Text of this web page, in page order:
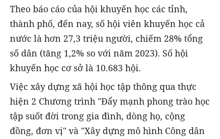
Theo báo cáo của hội khuyến học các tỉnh,
thành phố, đến nay, số hội viên khuyến học cả
nước là hơn 27,3 triệu người, chiếm 28% tổng
số dân (tăng 1,2% so với năm 2023). Số hội
khuyến học cơ sở là 10.683 hội.
Việc xây dựng xã hội học tập thông qua thực
hiện 2 Chương trình "Đẩy mạnh phong trào học
tập suốt đời trong gia đình, dòng họ, cộng
đồng, đơn vị" và "Xây dựng mô hình Công dân